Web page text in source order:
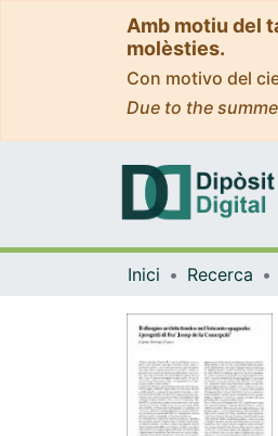
Amb motiu del
molèsties.
Con motivo del
Due to the
Inici Recerca